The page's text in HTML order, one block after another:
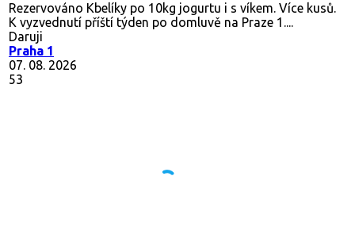
Rezervováno Kbelíky po 10kg jogurtu i s víkem. Více kusů.
K vyzvednutí příští týden po domluvě na Praze 1....
Daruji
Praha 1
07. 08. 2026
53